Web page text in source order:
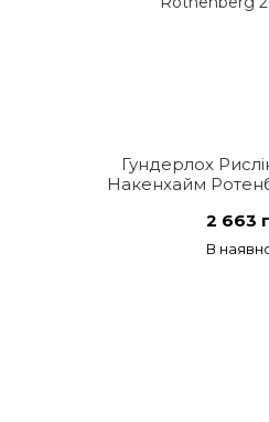
Гундерлох
Накенхайм
2 663
В